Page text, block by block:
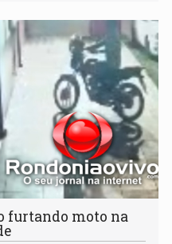
furtando moto na